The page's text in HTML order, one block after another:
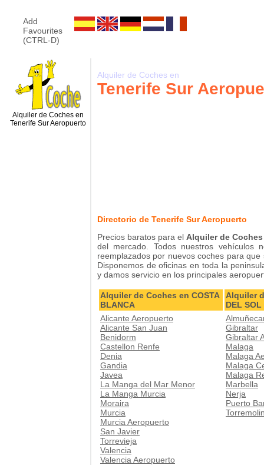
Add
Favourites
(CTRL-D)
Alquiler de Coches en
Tenerife Sur Aeropuerto
Alquiler de Coches en
Tenerife Sur
Directorio de Tenerife Sur Aeropuerto
Precios baratos para el Alquiler de
del mercado. Todos nuestros vehículos
reemplazados por nuevos coches para
Disponemos de oficinas en toda la
y damos servicio en los principales
Alquiler de Coches en COSTA
BLANCA
Alquiler
DEL SOL
Alicante Aeropuerto
Alicante San Juan
Benidorm
Castellon Renfe
Denia
Gandia
Javea
La Manga del Mar Menor
La Manga Murcia
Moraira
Murcia
Murcia Aeropuerto
San Javier
Torrevieja
Valencia
Valencia Aeropuerto
Gibraltar
Gibraltar
Malaga
Malaga
Malaga
Malaga
Marbella
Nerja
Puerto